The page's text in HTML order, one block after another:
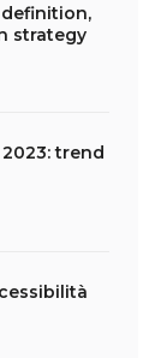
strategy
trend